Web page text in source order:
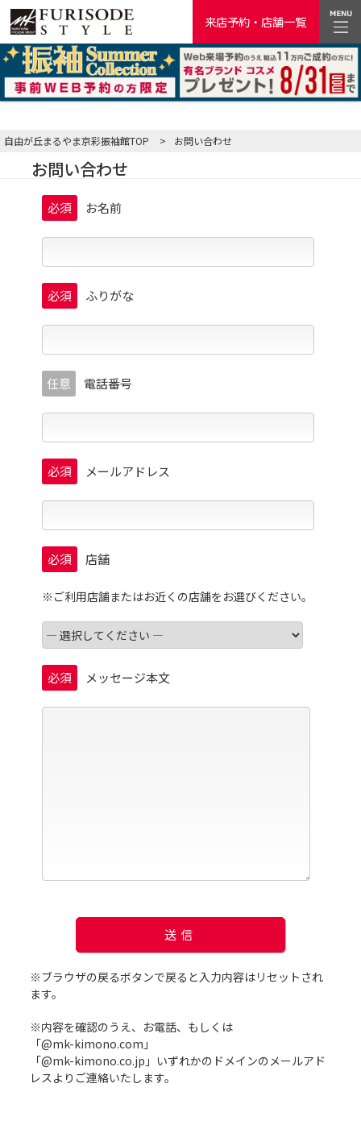
来店予約・店舗一覧
自由が丘まるやま京彩振袖館TOP > お問い合わせ
お問い合わせ
必須 お名前
必須 ふりがな
任意 電話番号
必須 メールアドレス
必須 店舗
※ご利用店舗またはお近くの店舗をお選びください。
必須 メッセージ本文
※ブラウザの戻るボタンで戻ると入力内容はリセットされ
ます。
※内容を確認のうえ、お電話、もしくは
「@mk-kimono.com」
「@mk-kimono.co.jp」 いずれかのドメインのメールアド
レスよりご連絡いたします。